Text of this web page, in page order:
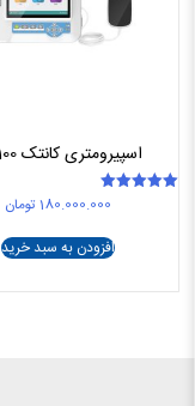
اسپیرومتری کانتک SP100
180.000.000 تومان
افزودن به سبد خرید